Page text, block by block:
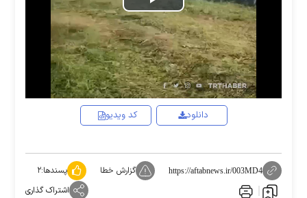
Play
Video
کد ویدیو دانلود
https://aftabnews.ir/003MD4 گزارش خطا پسندها:۲
اشتراک گذاری